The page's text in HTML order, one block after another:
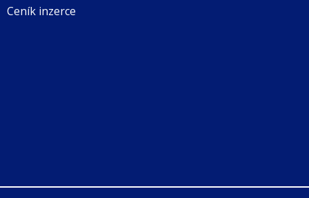
Ceník inzerce